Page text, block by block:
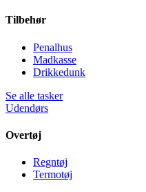
Tilbehør
Penalhus
Madkasse
Drikkedunk
Se alle tasker
Udendørs
Overtøj
Regntøj
Termotøj